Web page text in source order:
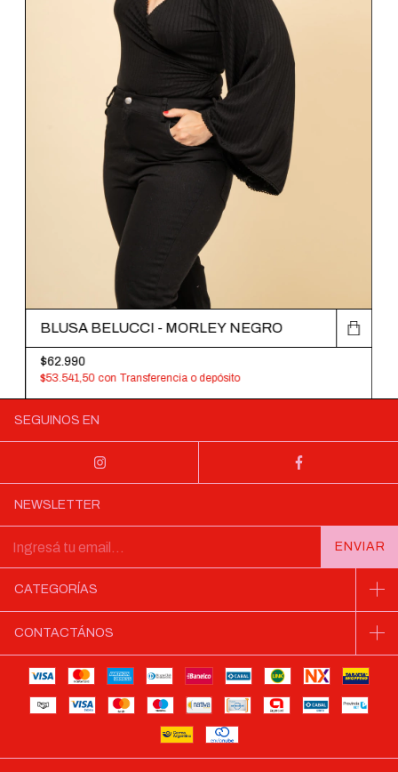
BLUSA BELUCCI - MORLEY NEGRO
$62.990
$53.541,50 con Transferencia o depósito
SEGUINOS EN
NEWSLETTER
CATEGORÍAS
CONTACTÁNOS